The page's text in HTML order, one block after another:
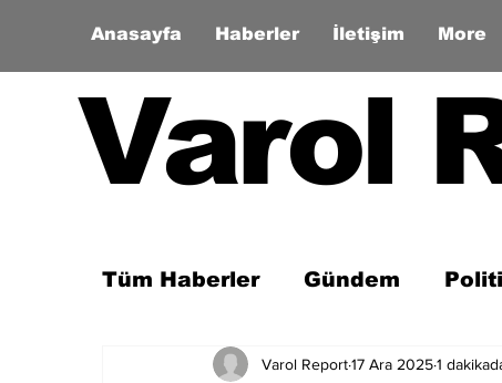
Anasayfa Haberler İletişim More
Varol
Tüm Haberler Gündem
Son Dakika Zaman Tüneli
Varol Report17 Ara 20251